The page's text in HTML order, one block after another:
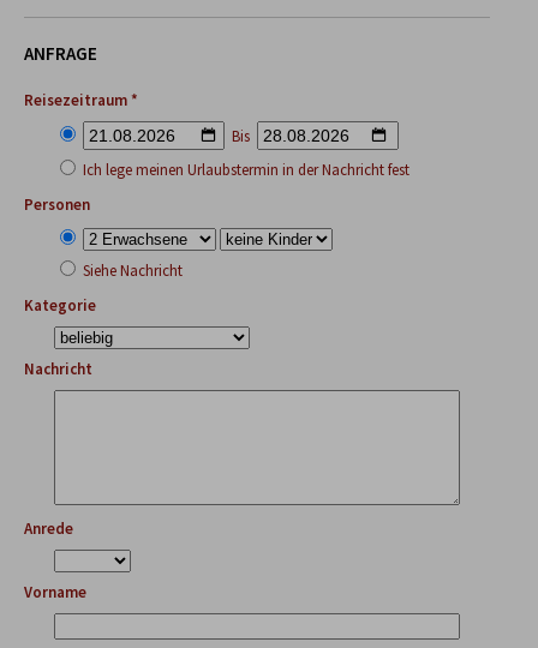
ANFRAGE
Reisezeitraum *
Bis
Ich lege meinen Urlaubstermin in der Nachricht fest
Personen
Siehe Nachricht
Kategorie
Nachricht
Anrede
Vorname